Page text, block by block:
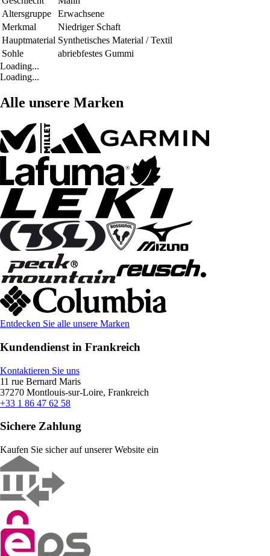
Altersgruppe
Erwachsene
Merkmal
Niedriger Schaft
Hauptmaterial Synthetisches Material / Textil
Sohle
abriebfestes Gummi
Loading...
Loading...
Alle unsere Marken
Entdecken Sie alle unsere Marken
Kundendienst in Frankreich
Kontaktieren Sie uns
11 rue Bernard Maris
37270 Montlouis-sur-Loire, Frankreich
+33 1 86 47 62 58
Sichere Zahlung
Kaufen Sie sicher auf unserer Website ein